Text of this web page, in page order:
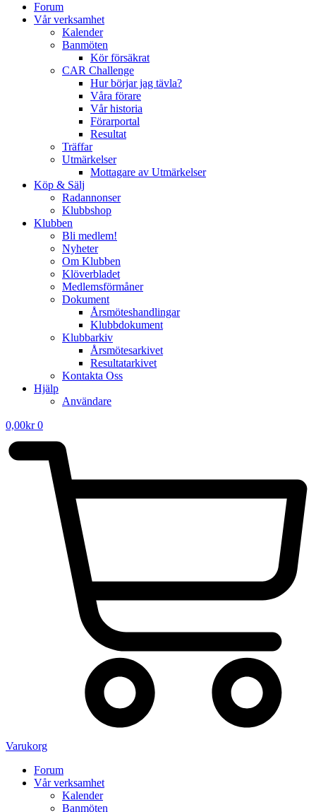
Forum
Vår verksamhet
Kalender
Banmöten
Kör försäkrat
CAR Challenge
Hur börjar jag tävla?
Våra förare
Vår historia
Förarportal
Resultat
Träffar
Utmärkelser
Mottagare av Utmärkelser
Köp & Sälj
Radannonser
Klubbshop
Klubben
Bli medlem!
Nyheter
Om Klubben
Klöverbladet
Medlemsförmåner
Dokument
Årsmöteshandlingar
Klubbdokument
Klubbarkiv
Årsmötesarkivet
Resultatarkivet
Kontakta Oss
Hjälp
Användare
0,00kr 0
Varukorg
Forum
Vår verksamhet
Kalender
Banmöten